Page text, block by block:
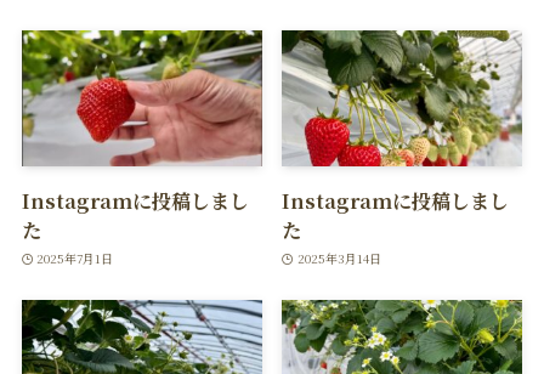
Instagramに投稿しまし
た
2025年7月1日
Instagramに投稿しまし
た
2025年3月14日